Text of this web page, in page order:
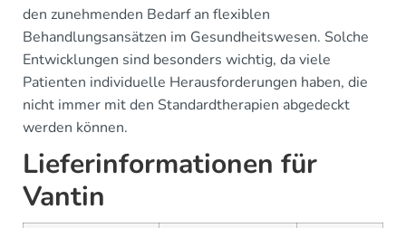
den zunehmenden Bedarf an flexiblen
Behandlungsansätzen im Gesundheitswesen. Solche
Entwicklungen sind besonders wichtig, da viele
Patienten individuelle Herausforderungen haben, die
nicht immer mit den Standardtherapien abgedeckt
werden können.
Lieferinformationen für
Vantin